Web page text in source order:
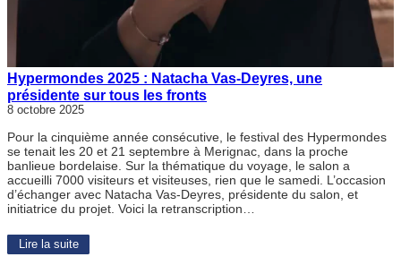
Hypermondes 2025 : Natacha Vas-Deyres, une
présidente sur tous les fronts
8 octobre 2025
Pour la cinquième année consécutive, le festival des Hypermondes
se tenait les 20 et 21 septembre à Merignac, dans la proche
banlieue bordelaise. Sur la thématique du voyage, le salon a
accueilli 7000 visiteurs et visiteuses, rien que le samedi. L’occasion
d’échanger avec Natacha Vas-Deyres, présidente du salon, et
initiatrice du projet. Voici la retranscription…
Lire la suite